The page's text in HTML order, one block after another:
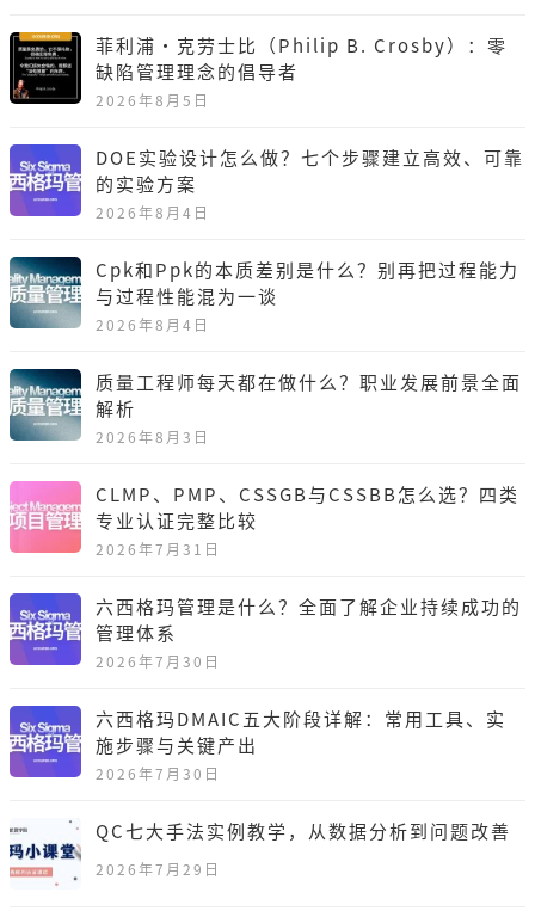
菲利浦·克劳士比（Philip B. Crosby）：零
缺陷管理理念的倡导者
2026年8月5日
DOE实验设计怎么做？七个步骤建立高效、可靠
的实验方案
2026年8月4日
Cpk和Ppk的本质差别是什么？别再把过程能力
与过程性能混为一谈
2026年8月4日
质量工程师每天都在做什么？职业发展前景全面
解析
2026年8月3日
CLMP、PMP、CSSGB与CSSBB怎么选？四类
专业认证完整比较
2026年7月31日
六西格玛管理是什么？全面了解企业持续成功的
管理体系
2026年7月30日
六西格玛DMAIC五大阶段详解：常用工具、实
施步骤与关键产出
2026年7月30日
QC七大手法实例教学，从数据分析到问题改善
2026年7月29日